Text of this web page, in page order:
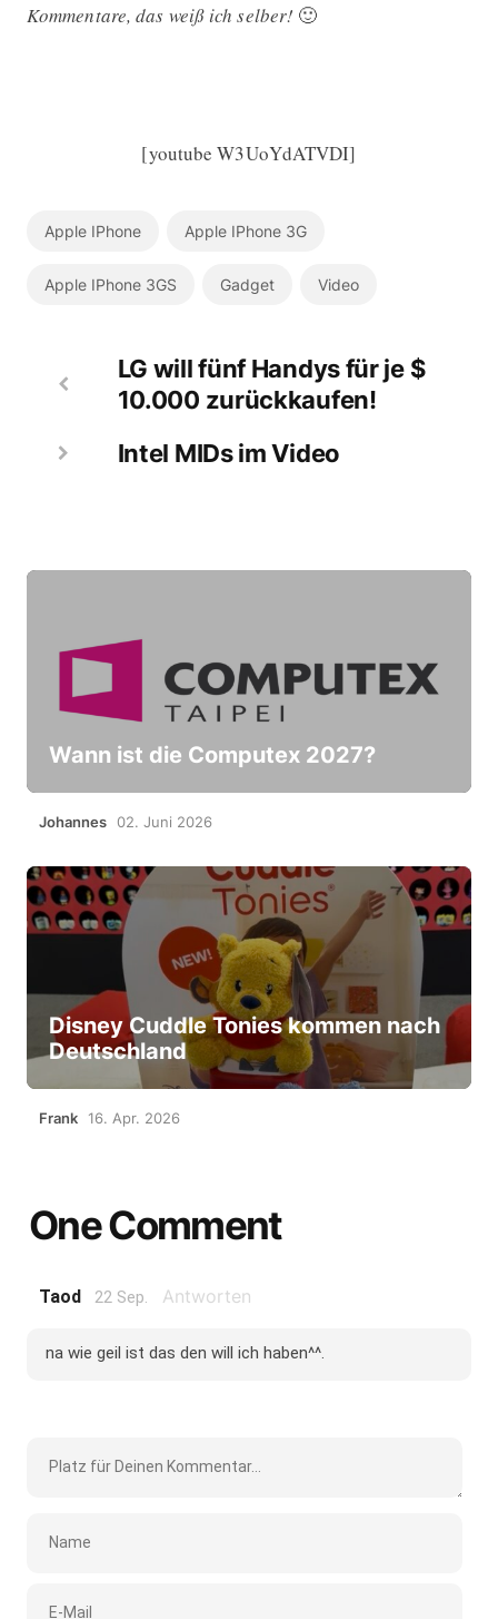
Kommentare, das weiß ich selber! 🙂
[youtube W3UoYdATVDI]
Apple IPhone Apple IPhone 3G
Apple IPhone 3GS Gadget Video
LG will fünf Handys für je $
10.000 zurückkaufen!
Intel MIDs im Video
Wann ist die Computex 2027?
Johannes 02. Juni 2026
Disney Cuddle Tonies kommen nach
Deutschland
Frank 16. Apr. 2026
One Comment
Taod 22 Sep. Antworten
na wie geil ist das den will ich haben^^.